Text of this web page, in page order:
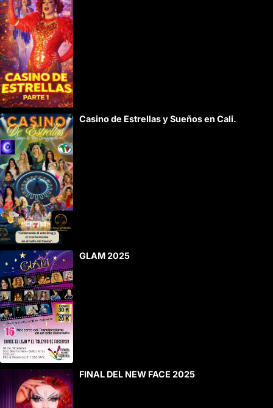
v
e
:
Casino de Estrellas y Sueños en Cali.
GLAM 2025
FINAL DEL NEW FACE 2025